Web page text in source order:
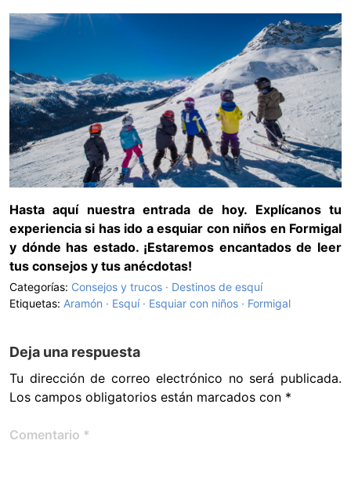
Hasta aquí nuestra entrada de hoy. Explícanos tu
experiencia si has ido a esquiar con niños en Formigal
y dónde has estado. ¡Estaremos encantados de leer
tus consejos y tus anécdotas!
Categorías: Consejos y trucos
Destinos de esquí
Etiquetas: Aramón Esquí Esquiar con niños Formigal
Deja una respuesta
Tu dirección de correo electrónico no será publicada.
Los campos obligatorios están marcados con *
Comentario *